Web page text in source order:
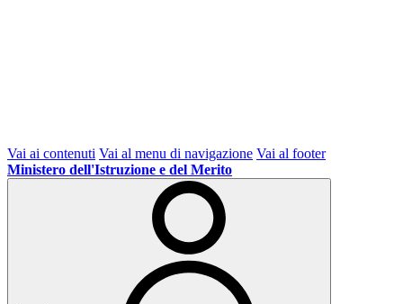
Vai ai contenuti Vai al menu di navigazione Vai al footer
Ministero dell'Istruzione e del Merito